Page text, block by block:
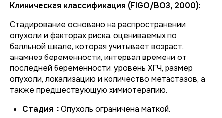
Клиническая классификация (FIGO/ВОЗ, 2000):
Стадирование основано на распространении
опухоли и факторах риска, оцениваемых по
балльной шкале, которая учитывает возраст,
анамнез беременности, интервал времени от
последней беременности, уровень ХГЧ, размер
опухоли, локализацию и количество метастазов, а
также предшествующую химиотерапию.
Стадия I:Опухоль ограничена маткой.